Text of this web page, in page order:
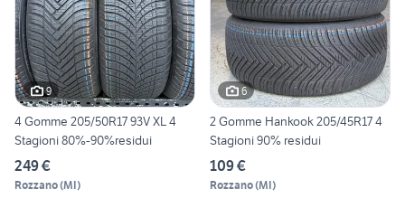
9
4 Gomme 205/50R17 93V XL 4
Stagioni 80%-90%residui
249 €
Rozzano(MI)
6
2 Gomme Hankook 205/45R17 4
Stagioni 90% residui
109 €
Rozzano(MI)